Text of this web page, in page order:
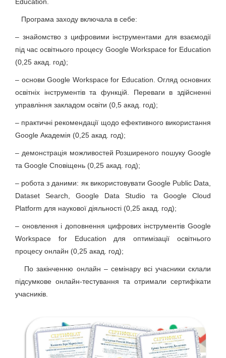
Education.
Програма заходу включала в себе:
– знайомство з цифровими інструментами для взаємодії
під час освітнього процесу Google Workspace for Education
(0,25 акад. год);
– основи Google Workspace for Education. Огляд основних
освітніх інструментів та функцій. Переваги в здійсненні
управління закладом освіти (0,5 акад. год);
– практичні рекомендації щодо ефективного використання
Google Академія (0,25 акад. год);
– демонстрація можливостей Розширеного пошуку Google
та Google Сповіщень (0,25 акад. год);
– робота з даними: як використовувати Google Public Data,
Dataset Search, Google Data Studio та Google Cloud
Platform для наукової діяльності (0,25 акад. год);
– оновлення і доповнення цифрових інструментів Google
Workspace for Education для оптимізації освітнього
процесу онлайн (0,25 акад. год);
По закінченню онлайн – семінару всі учасники склали
підсумкове онлайн-тестування та отримали сертифікати
учасників.